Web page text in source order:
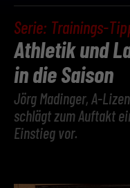
Serie: Trainings-
Athletik und
in die Saison
Jörg Madinger, A-
schlägt zum Auftakt
Einstieg vor.